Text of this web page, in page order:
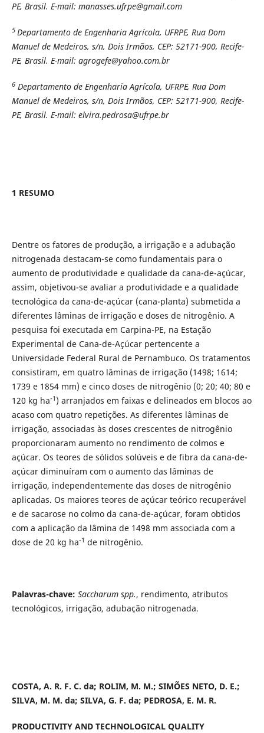
PE, Brasil. E-mail: manasses.ufrpe@gmail.com
5 Departamento de Engenharia Agrícola, UFRPE, Rua Dom
Manuel de Medeiros, s/n, Dois Irmãos, CEP: 52171-900, Recife-
PE, Brasil. E-mail: agrogefe@yahoo.com.br
6Departamento de Engenharia Agrícola, UFRPE, Rua Dom
Manuel de Medeiros, s/n, Dois Irmãos, CEP: 52171-900, Recife-
PE, Brasil. E-mail: elvira.pedrosa@ufrpe.br
1 RESUMO
Dentre os fatores de produção, a irrigação e a adubação
nitrogenada destacam-se como fundamentais para o
aumento de produtividade e qualidade da cana-de-açúcar,
assim, objetivou-se avaliar a produtividade e a qualidade
tecnológica da cana-de-açúcar (cana-planta) submetida a
diferentes lâminas de irrigação e doses de nitrogênio. A
pesquisa foi executada em Carpina-PE, na Estação
Experimental de Cana-de-Açúcar pertencente a
Universidade Federal Rural de Pernambuco. Os tratamentos
consistiram, em quatro lâminas de irrigação (1498; 1614;
1739 e 1854 mm) e cinco doses de nitrogênio (0; 20; 40; 80 e
120 kg ha-1 ) arranjados em faixas e delineados em blocos ao
acaso com quatro repetições. As diferentes lâminas de
irrigação, associadas às doses crescentes de nitrogênio
proporcionaram aumento no rendimento de colmos e
açúcar. Os teores de sólidos solúveis e de fibra da cana-de-
açúcar diminuíram com o aumento das lâminas de
irrigação, independentemente das doses de nitrogênio
aplicadas. Os maiores teores de açúcar teórico recuperável
e de sacarose no colmo da cana-de-açúcar, foram obtidos
com a aplicação da lâmina de 1498 mm associada com a
dose de 20 kg ha-1 de nitrogênio.
Palavras-chave: Saccharum spp., rendimento, atributos
tecnológicos, irrigação, adubação nitrogenada.
COSTA, A. R. F. C. da; ROLIM, M. M.; SIMÕES NETO, D. E.;
SILVA, M. M. da; SILVA, G. F. da; PEDROSA, E. M. R.
PRODUCTIVITY AND TECHNOLOGICAL QUALITY